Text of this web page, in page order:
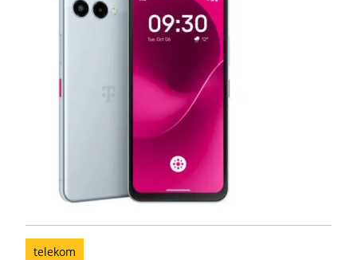
telekom